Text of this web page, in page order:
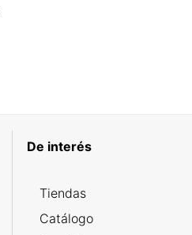
De interés
Tiendas
Catálogo